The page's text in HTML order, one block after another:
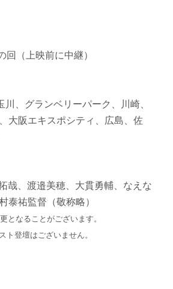
回（上映前に中継）
川、グランベリーパーク、川崎、
大阪エキスポシティ、広島、佐
哉、渡邉美穂、大貫勇輔、なえな
泰祐監督（敬称略）
となることがございます。
ト登壇はございません。